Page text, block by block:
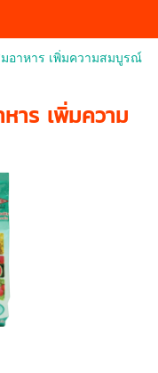
อาหาร เพิ่มความสมบูรณ์
าร เพิ่มความ